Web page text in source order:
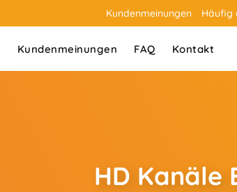
Kundenmeinungen Häufig
Kundenmeinungen FAQ Kontakt
HD Kanäle